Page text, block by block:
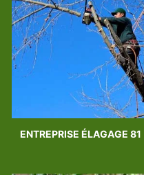
ENTREPRISE ÉLAGAGE 81